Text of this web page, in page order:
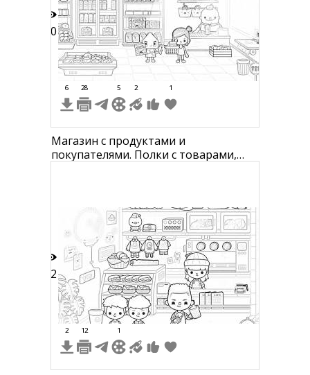
90
6 28 5 2 1
Магазин с продуктами и
покупателями. Полки с товарами,
продуктами.
42
2 12 1